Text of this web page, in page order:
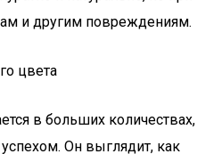
и другим повреждениям.
цвета
в больших количествах,
Он выглядит, как